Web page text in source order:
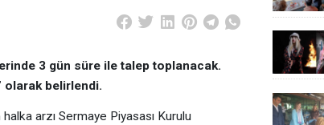
3 gün süre ile talep toplanacak.
olarak belirlendi.
arzı Sermaye Piyasası Kurulu